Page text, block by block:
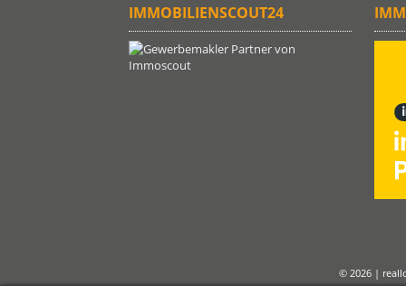
IMMOBILIENSCOUT24
© 2026 |